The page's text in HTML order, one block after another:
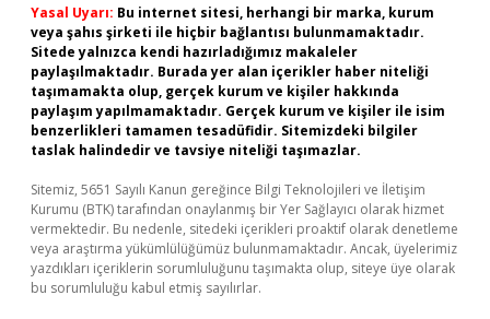
Yasal Uyarı: Bu internet sitesi, herhangi bir marka, kurum
veya şahıs şirketi ile hiçbir bağlantısı bulunmamaktadır.
Sitede yalnızca kendi hazırladığımız makaleler
paylaşılmaktadır. Burada yer alan içerikler haber niteliği
taşımamakta olup, gerçek kurum ve kişiler hakkında
paylaşım yapılmamaktadır. Gerçek kurum ve kişiler ile isim
benzerlikleri tamamen tesadüfidir. Sitemizdeki bilgiler
taslak halindedir ve tavsiye niteliği taşımazlar.
Sitemiz, 5651 Sayılı Kanun gereğince Bilgi Teknolojileri ve İletişim
Kurumu (BTK) tarafından onaylanmış bir Yer Sağlayıcı olarak hizmet
vermektedir. Bu nedenle, sitedeki içerikleri proaktif olarak denetleme
veya araştırma yükümlülüğümüz bulunmamaktadır. Ancak, üyelerimiz
yazdıkları içeriklerin sorumluluğunu taşımakta olup, siteye üye olarak
bu sorumluluğu kabul etmiş sayılırlar.